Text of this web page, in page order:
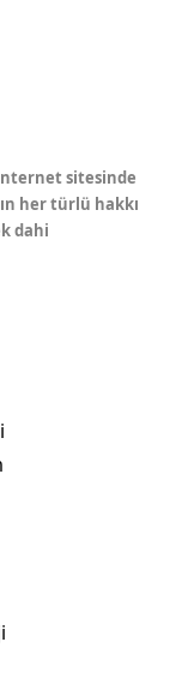
sitesinde
her türlü hakkı
dahi